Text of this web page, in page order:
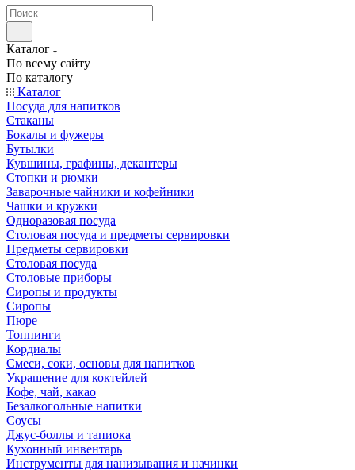
Каталог
По всему сайту
По каталогу
Каталог
Посуда для напитков
Стаканы
Бокалы и фужеры
Бутылки
Кувшины, графины, декантеры
Стопки и рюмки
Заварочные чайники и кофейники
Чашки и кружки
Одноразовая посуда
Столовая посуда и предметы сервировки
Предметы сервировки
Столовая посуда
Столовые приборы
Сиропы и продукты
Сиропы
Пюре
Топпинги
Кордиалы
Смеси, соки, основы для напитков
Украшение для коктейлей
Кофе, чай, какао
Безалкогольные напитки
Соусы
Джус-боллы и тапиока
Кухонный инвентарь
Инструменты для нанизывания и начинки